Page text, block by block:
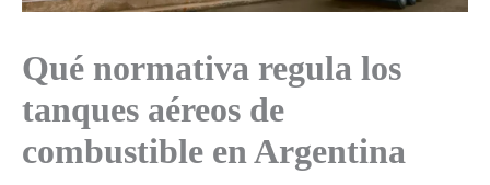
Qué normativa regula los
tanques aéreos de
combustible en Argentina